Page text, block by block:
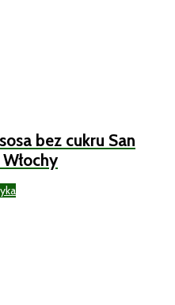
bez cukru San